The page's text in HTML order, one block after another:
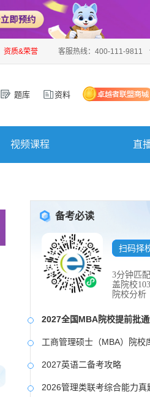
资质&荣誉 客服热线：400-111-9811
题库 资料
视频课程 直
备考必读
扫码择
3分钟匹
盖院校
院校分析
2027全国MBA院校提前批
工商管理硕士（MBA）院校
2027英语二备考攻略
2026管理类联考综合能力真